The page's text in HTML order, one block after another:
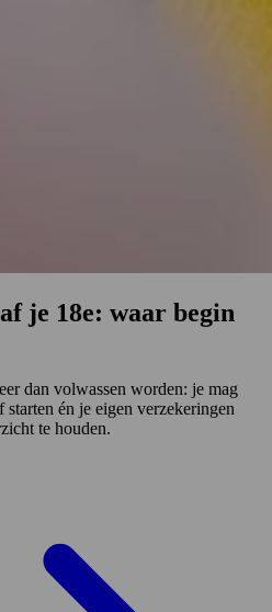
je 18e: waar begin
dan volwassen worden: je mag
én je eigen verzekeringen
te houden.